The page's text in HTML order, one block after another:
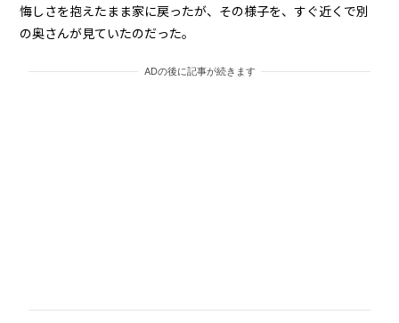
悔しさを抱えたまま家に戻ったが、その様子を、すぐ近くで別
の奥さんが見ていたのだった。
ADの後に記事が続きます